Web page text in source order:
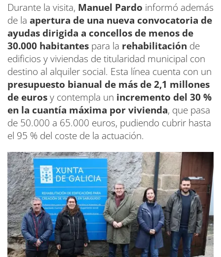
Durante la visita, Manuel Pardo informó además
de la apertura de una nueva convocatoria de
ayudas dirigida a concellos de menos de
30.000 habitantes para la rehabilitación de
edificios y viviendas de titularidad municipal con
destino al alquiler social. Esta línea cuenta con un
presupuesto bianual de más de 2,1 millones
de eurosy contempla un incremento del 30 %
en la cuantía máxima por vivienda, que pasa
de 50.000 a 65.000 euros, pudiendo cubrir hasta
el 95 % del coste de la actuación.